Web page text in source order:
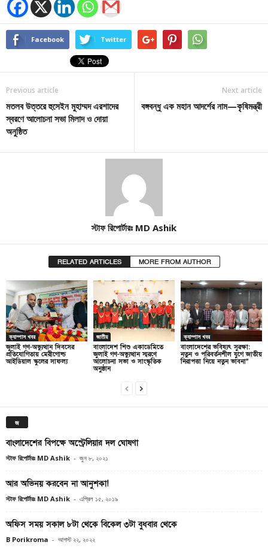
Facebook Twitter
Previous article
মতলব উত্তরে হুসেইন মুহাম্মদ এরশাদের
স্বরণে আলোচনা সভা মিলাদ ও দোয়া
অনুষ্ঠিত
Next article
বঙ্গবন্ধু এক মহান আদর্শের নাম—কৃষিমন্ত্রী
স্টাফ রিপোর্টারঃ MD Ashik
RELATED ARTICLES MORE FROM AUTHOR
ক্যাম্পাস খবর
জুলাই গণ-অভ্যুত্থান দিবসের
প্রতিযোগিতায় মেরীগোল্ড
আইডিয়াল স্কুলের সাফল্য
জাতীয়
বাংলাদেশ শিশু একাডেমিতে
জুলাই গণ-অভ্যুত্থান স্মরণে
আলোচনা সভা ও সাংস্কৃতিক
অনুষ্ঠান
ক্যাম্পাস খবর
বাংলাদেশের ভবিষ্যৎ সুরক্ষা:
নতুন ও পরিবর্তনশীল যুগে জাতীয়
নিরাপত্তা নিয়ে নতুন ভাবনা”
জ
বাংলাদেশের বিপক্ষে অস্ট্রেলিয়ার দল ঘোষণা
স্টাফ রিপোর্টারঃ MD Ashik - জুন ৮, ২০২১
আর অভিনয় করবেন না আনুশকা!
স্টাফ রিপোর্টারঃ MD Ashik - এপ্রিল ১৫, ২০১৯
অফিস সময় সকাল ৮টা থেকে বিকেল ৩টা বুধবার থেকে
B Porikroma - আগস্ট ২২, ২০২২